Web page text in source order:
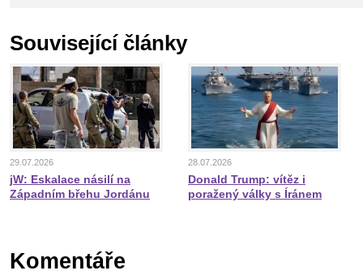
Související články
29.07.2026
jW: Eskalace násilí na
Západním břehu Jordánu
28.07.2026
Donald Trump: vítěz i
poražený války s Íránem
Komentáře